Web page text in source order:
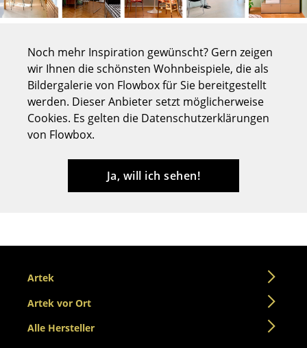
Couchtische
Schreibtische
Sekretäre & PC-Tische
Konferenztische
Stehtische & Stehpulte
Aufbewahren
Regale & Schränke
Noch mehr Inspiration gewünscht? Gern zeigen
wir Ihnen die schönsten Wohnbeispiele, die als
Bildergalerie von Flowbox für Sie bereitgestellt
werden. Dieser Anbieter setzt möglicherweise
Cookies. Es gelten die Datenschutzerklärungen
von Flowbox.
Ja, will ich sehen!
Artek
Artek vor Ort
Alle Hersteller